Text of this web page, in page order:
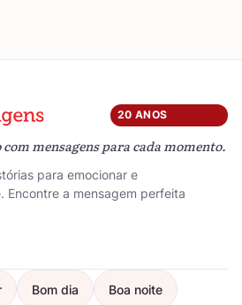
20 ANOS
mensagens para cada momento.
para emocionar e
Encontre a mensagem perfeita
Bom dia Boa noite